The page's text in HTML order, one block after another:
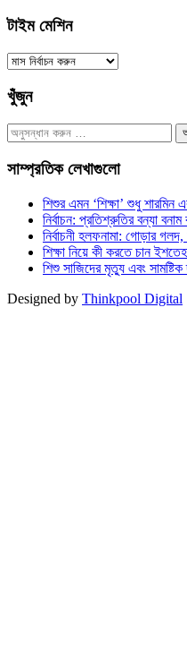
টাইম মেশিন
টাইম
খুঁজুন
অনুসন্ধানঃ
সাম্প্রতিক লেখাগুলো
শিশুর এমন ‘শিক্ষা’ শুধু শারমিন
নির্বাচন: প্রতিশ্রুতির বন্যা বনাম
নির্বাচনী হলফনামা: গোড়ার
শিক্ষা নিয়ে কী করতে চান
শিশু সাজিদের মৃত্যু এবং সামষ্টিক
Designed by Thinkpool Digital